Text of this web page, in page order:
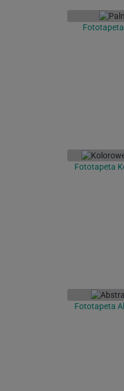
Fototapeta
Fototapeta